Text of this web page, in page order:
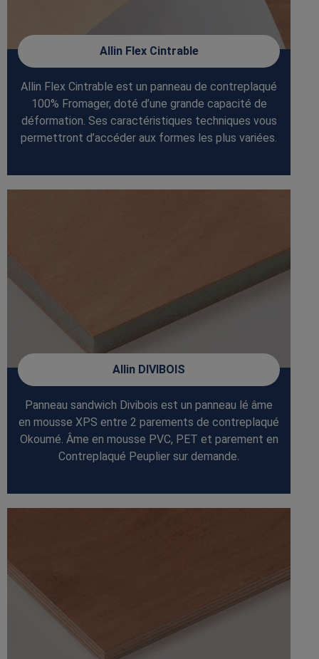
Allin Flex Cintrable
Allin Flex Cintrable est un panneau de contreplaqué
100% Fromager, doté d’une grande capacité de
déformation. Ses caractéristiques techniques vous
permettront d’accéder aux formes les plus variées.
Allin DIVIBOIS
Panneau sandwich Divibois est un panneau lé âme
en mousse XPS entre 2 parements de contreplaqué
Okoumé. Âme en mousse PVC, PET et parement en
Contreplaqué Peuplier sur demande.